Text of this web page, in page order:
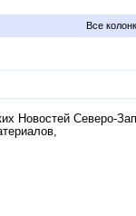
Все
Новостей Северо-